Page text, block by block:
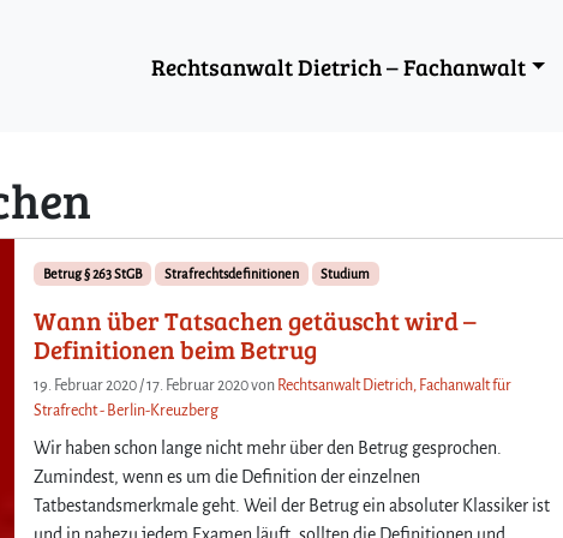
Rechtsanwalt Dietrich – Fachanwalt
Betrug § 263 StGB Strafrechtsdefinitionen Studium
Wann über Tatsachen getäuscht wird –
Definitionen beim Betrug
19. Februar 2020 /17. Februar 2020von Rechtsanwalt Dietrich, Fachanwalt für
Strafrecht - Berlin-Kreuzberg
Wir haben schon lange nicht mehr über den Betrug gesprochen.
Zumindest, wenn es um die Definition der einzelnen
Tatbestandsmerkmale geht. Weil der Betrug ein absoluter Klassiker ist